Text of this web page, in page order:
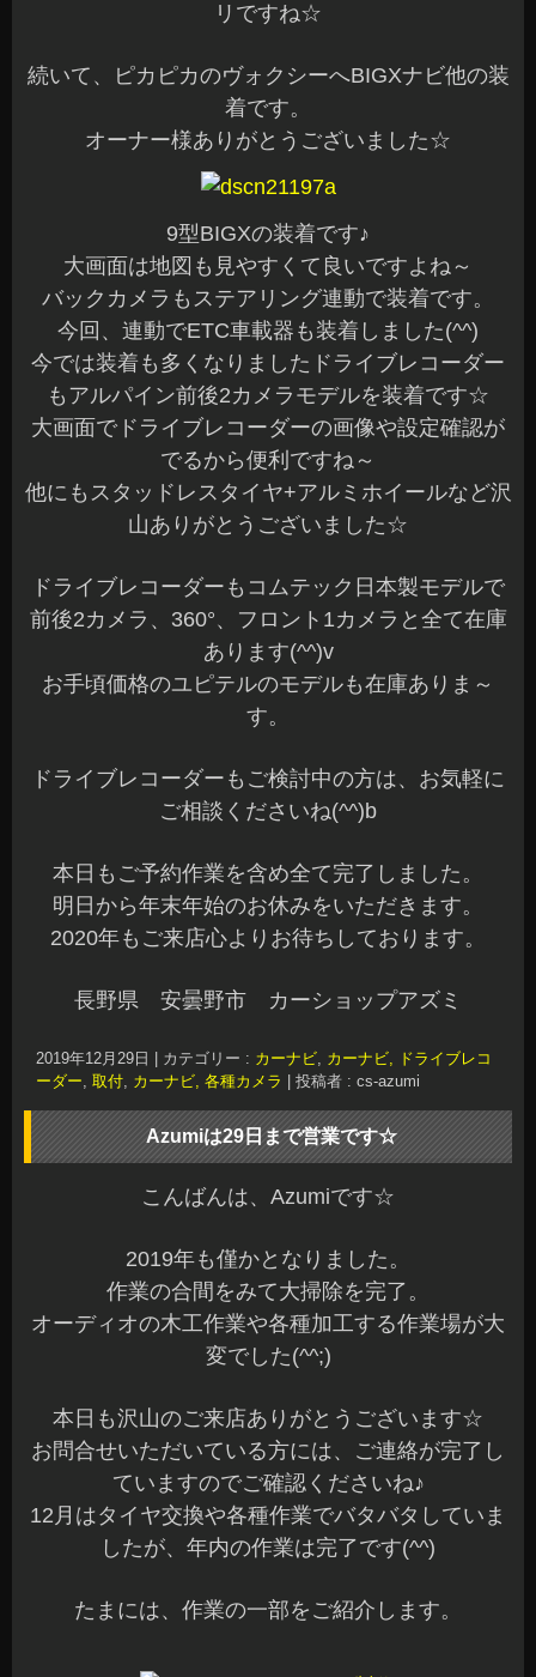
リですね☆
続いて、ピカピカのヴォクシーへBIGXナビ他の装
着です。
オーナー様ありがとうございました☆
9型BIGXの装着です♪
大画面は地図も見やすくて良いですよね～
バックカメラもステアリング連動で装着です。
今回、連動でETC車載器も装着しました(^^)
今では装着も多くなりましたドライブレコーダー
もアルパイン前後2カメラモデルを装着です☆
大画面でドライブレコーダーの画像や設定確認が
でるから便利ですね～
他にもスタッドレスタイヤ+アルミホイールなど沢
山ありがとうございました☆
ドライブレコーダーもコムテック日本製モデルで
前後2カメラ、360°、フロント1カメラと全て在庫
あります(^^)v
お手頃価格のユピテルのモデルも在庫ありま～
す。
ドライブレコーダーもご検討中の方は、お気軽に
ご相談くださいね(^^)b
本日もご予約作業を含め全て完了しました。
明日から年末年始のお休みをいただきます。
2020年もご来店心よりお待ちしております。
長野県 安曇野市 カーショップアズミ
2019年12月29日 カテゴリー : カーナビ, カーナビ, ドライブレコ
ーダー, 取付, カーナビ, 各種カメラ 投稿者 : cs-azumi
Azumiは29日まで営業です☆
こんばんは、Azumiです☆
2019年も僅かとなりました。
作業の合間をみて大掃除を完了。
オーディオの木工作業や各種加工する作業場が大
変でした(^^;)
本日も沢山のご来店ありがとうございます☆
お問合せいただいている方には、ご連絡が完了し
ていますのでご確認くださいね♪
12月はタイヤ交換や各種作業でバタバタしていま
したが、年内の作業は完了です(^^)
たまには、作業の一部をご紹介します。